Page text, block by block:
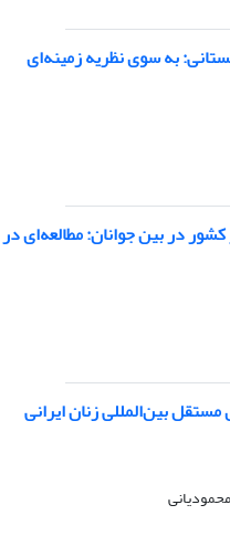
به سوی نظریه زمینه‌ای
در بین جوانان: مطالعه‌ای
بین‌المللی زنان ایرانی